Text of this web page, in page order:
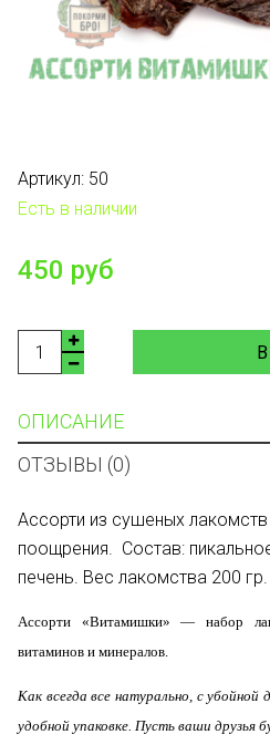
Артикул: 50
Есть в наличии
450 руб
ОПИСАНИЕ
ОТЗЫВЫ (0)
Ассорти из сушеных
поощрения. Состав:
печень. Вес лакомства 200 гр.
Ассорти «Витамишки» — набор
витаминов и минералов.
Как всегда все натурально, с
удобной упаковке. Пусть ваши друзья